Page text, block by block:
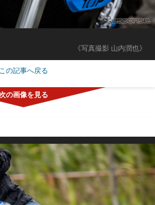
《写真撮影 山内潤也》
この記事へ戻る